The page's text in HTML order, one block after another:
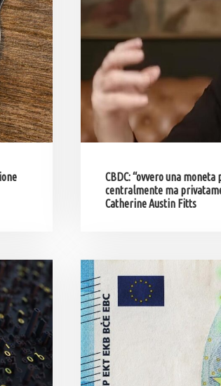
CBDC: “ovvero una
centralmente ma
Catherine Austin Fitts